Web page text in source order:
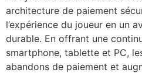
architecture de paiement
l’expérience du joueur en un
durable. En offrant une
smartphone, tablette et PC,
abandons de paiement et